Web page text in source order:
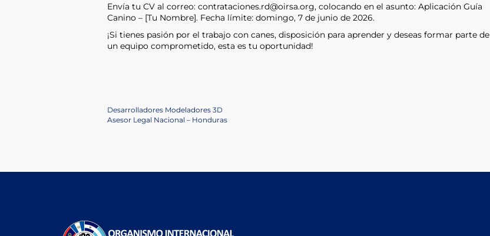
Envía tu CV al correo: contrataciones.rd@oirsa.org, colocando en el asunto: Aplicación Guía
Canino – [Tu Nombre]. Fecha límite: domingo, 7 de junio de 2026.
¡Si tienes pasión por el trabajo con canes, disposición para aprender y deseas formar parte de
un equipo comprometido, esta es tu oportunidad!
Navegación
Previous
Post
Desarrolladores Modeladores 3D
Next
Asesor Legal Nacional – Honduras